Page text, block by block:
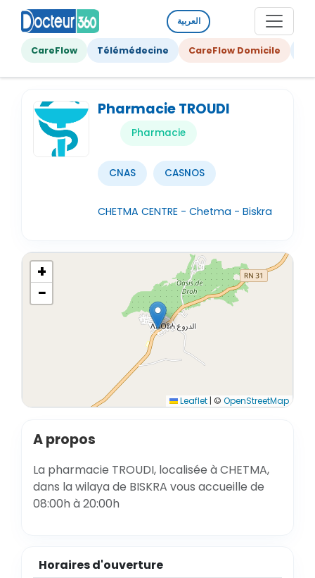
العربية
CareFlow Télémédecine CareFlow Domicile
Pharmacie TROUDI
Pharmacie
CNAS CASNOS
CHETMA CENTRE - Chetma - Biskra
+
−
Leaflet | © OpenStreetMap
A propos
La pharmacie TROUDI, localisée à CHETMA,
dans la wilaya de BISKRA vous accueille de
08:00h à 20:00h
Horaires d'ouverture